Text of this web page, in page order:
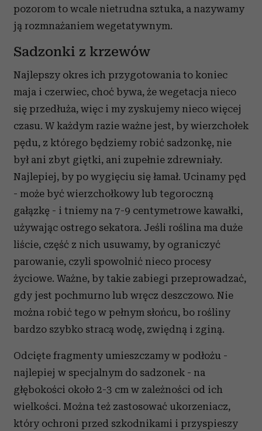
pozorom to wcale nietrudna sztuka, a nazywamy
ją rozmnażaniem wegetatywnym.
Sadzonki z krzewów
Najlepszy okres ich przygotowania to koniec
maja i czerwiec, choć bywa, że wegetacja nieco
się przedłuża, więc i my zyskujemy nieco więcej
czasu. W każdym razie ważne jest, by wierzchołek
pędu, z którego będziemy robić sadzonkę, nie
był ani zbyt giętki, ani zupełnie zdrewniały.
Najlepiej, by po wygięciu się łamał. Ucinamy pęd
- może być wierzchołkowy lub tegoroczną
gałązkę - i tniemy na 7-9 centymetrowe kawałki,
używając ostrego sekatora. Jeśli roślina ma duże
liście, część z nich usuwamy, by ograniczyć
parowanie, czyli spowolnić nieco procesy
życiowe. Ważne, by takie zabiegi przeprowadzać,
gdy jest pochmurno lub wręcz deszczowo. Nie
można robić tego w pełnym słońcu, bo rośliny
bardzo szybko stracą wodę, zwiędną i zginą.
Odcięte fragmenty umieszczamy w podłożu -
najlepiej w specjalnym do sadzonek - na
głębokości około 2-3 cm w zależności od ich
wielkości. Można też zastosować ukorzeniacz,
który ochroni przed szkodnikami i przyspieszy